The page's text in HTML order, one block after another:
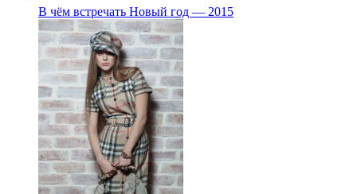
В чём встречать Новый год — 2015